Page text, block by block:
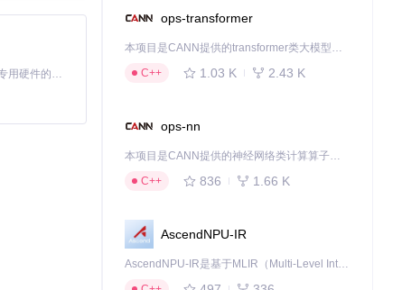
基于Python的Xiaozhi AI，适用于想要完整Xiaozhi体验而无需拥有专用硬件的用户。
ops-transformer
本项目是CANN提供的transformer类大模型算子库，实现网络在NPU上加速计算。
C++
1.03 K 2.43 K
ops-nn
本项目是CANN提供的神经网络类计算算子库，实现网络在NPU上加速计算。
C++
836 1.66 K
AscendNPU-IR
AscendNPU-IR是基于MLIR（Multi-Level Intermediate Representation）构建的，面向昇腾亲和算子编译时使用的中间表示，提供昇腾完备表达能力，通过编译优化提升昇腾AI处理器计算效率，支持通过生态框架使能昇腾AI处理器与深度调优